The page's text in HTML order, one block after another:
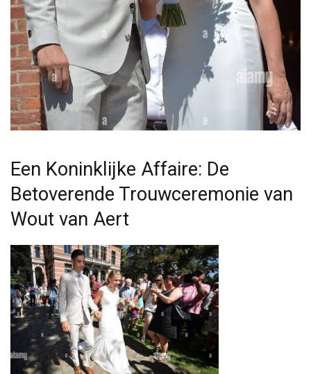
Een Koninklijke Affaire: De
Betoverende Trouwceremonie van
Wout van Aert